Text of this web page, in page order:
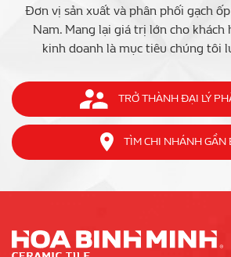
Đơn vị sản xuất và phân phối gạch
Nam. Mang lại giá trị lớn cho khách
kinh doanh là mục tiêu chúng tôi
TRỞ THÀNH ĐẠI LÝ
TÌM CHI NHÁNH GẦN